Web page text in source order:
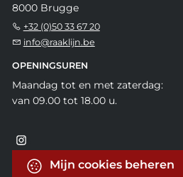
8000 Brugge
+32 (0)50 33 67 20
info@raaklijn.be
OPENINGSUREN
Maandag tot en met zaterdag:
van 09.00 tot 18.00 u.
Mijn cookies beheren